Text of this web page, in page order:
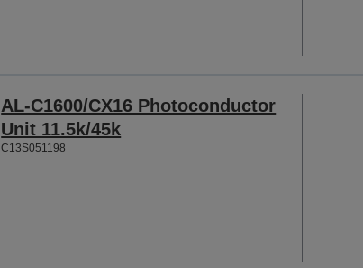
AL-C1600/CX16 Photoconductor
Unit 11.5k/45k
C13S051198